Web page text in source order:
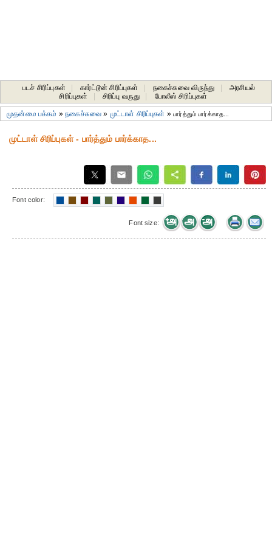
படச் சிரிப்புகள் கார்ட்டூன் சிரிப்புகள் நகைச்சுவை விருந்து
அரசியல்
சிரிப்புகள்
சிரிப்பு வருது போலீஸ் சிரிப்புகள்
முதன்மை பக்கம் »நகைச்சுவை » முட்டாள் சிரிப்புகள் »பார்த்தும் பார்க்காத...
முட்டாள் சிரிப்புகள் - பார்த்தும் பார்க்காத...
Font color:
Font size: